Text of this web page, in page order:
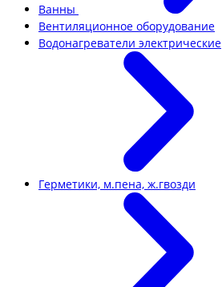
Ванны
Вентиляционное оборудование
Водонагреватели электрические
Герметики, м.пена, ж.гвозди